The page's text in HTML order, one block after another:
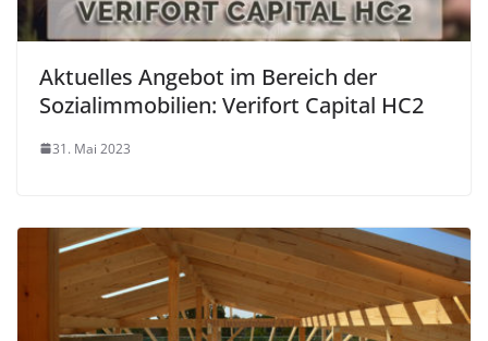
Aktuelles Angebot im Bereich der
Sozialimmobilien: Verifort Capital HC2
31. Mai 2023